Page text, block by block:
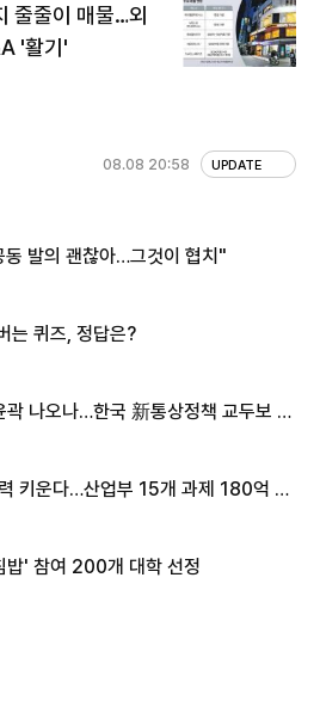
줄줄이 매물…외
'활기'
08.08 20:58 UPDATE
발의 괜찮아…그것이 협치"
는 퀴즈, 정답은?
나오나…한국 新통상정책 교두보 활
키운다…산업부 15개 과제 180억 지
밥' 참여 200개 대학 선정